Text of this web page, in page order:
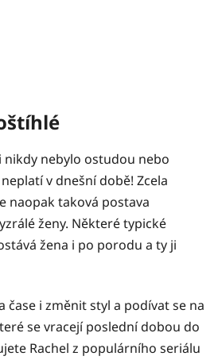
nikdy nebylo ostudou nebo
v dnešní době! Zcela
naopak taková postava
ženy. Některé typické
žena i po porodu a ty ji
čase i změnit styl a podívat se na
se vracejí poslední dobou do
Rachel z populárního seriálu